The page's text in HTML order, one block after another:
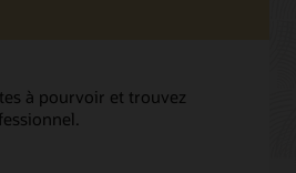
à pourvoir et trouvez